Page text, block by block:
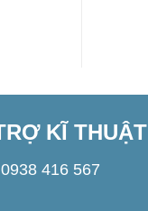
KĨ THUẬT
0938 416 567